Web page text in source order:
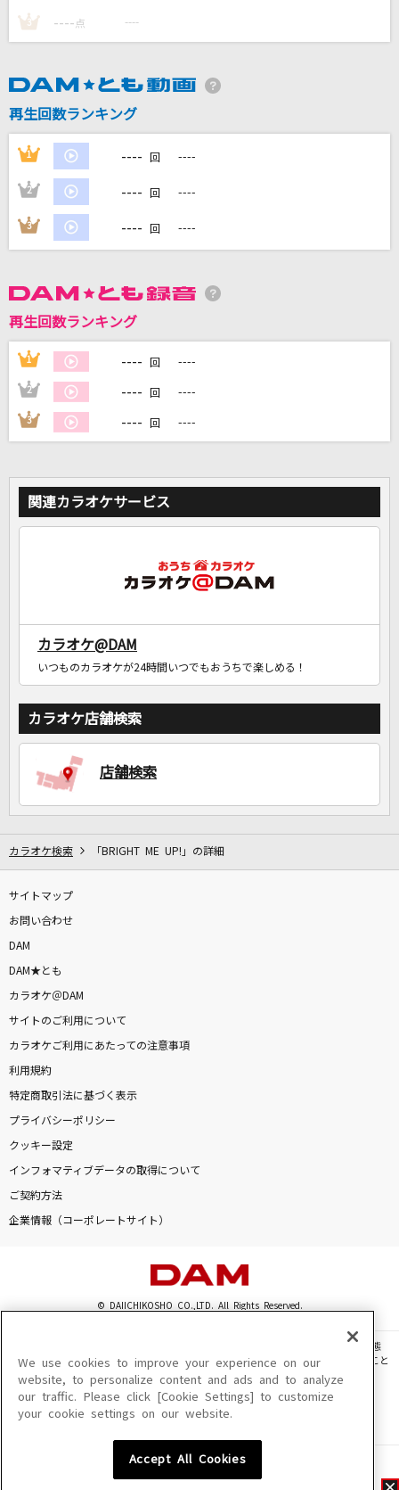
BLUE ENCOUNT
[生音]はつ恋
福山雅治
DAMの新曲・ランキングなど
カラオケ最新情報をチェック！
カラオケをもっと楽しもう！
3 ---- 点 ----
再生回数ランキング
1 ---- 回 ----
2 ---- 回 ----
3 ---- 回 ----
再生回数ランキング
1 ---- 回 ----
2 ---- 回 ----
3 ---- 回 ----
関連カラオケサービス
カラオケ@DAM
いつものカラオケが24時間いつでもおうちで楽しめる！
カラオケ店舗検索
店舗検索
カラオケ検索 「BRIGHT ME UP!」の詳細
サイトマップ
お問い合わせ
DAM
DAM★とも
カラオケ＠DAM
サイトのご利用について
カラオケご利用にあたっての注意事項
利用規約
特定商取引法に基づく表示
プライバシーポリシー
クッキー設定
インフォマティブデータの取得について
ご契約方法
企業情報（コーポレートサイト）
© DAIICHIKOSHO CO.,LTD. All Rights Reserved.
このサイトに掲載されている一切の文章・画像・写真・動画・音声等を、手段や形態
を問わず、著作権法の定める範囲を超えて無断で複製、転載、ファイル化などすること
を禁じます。
楽曲及びコンテンツは、機種によりご利用いただけない場合があります。
楽曲及びコンテンツの配信日、配信内容が変更になる場合があります。
We use cookies to improve your experience on our
website, to personalize content and ads and to analyze
our traffic. Please click [Cookie Settings] to customize
your cookie settings on our website.
Accept All Cookies